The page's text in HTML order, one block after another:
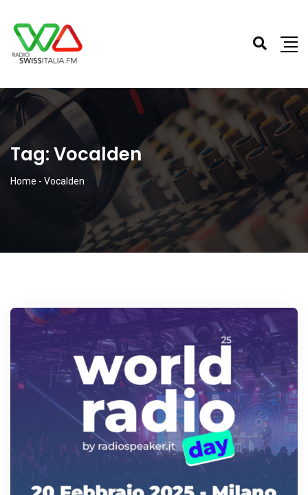
Tag:Vocalden
Home - Vocalden